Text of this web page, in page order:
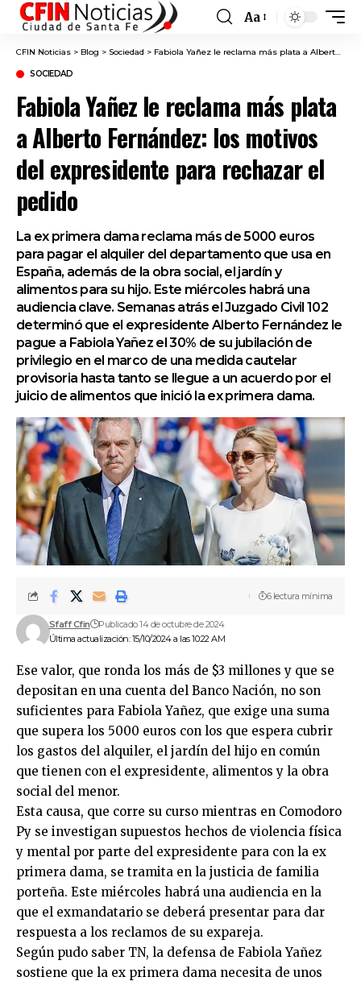
Font
Resizer
Aa
CFIN Noticias > Blog > Sociedad > Fabiola Yañez le reclama más plata a Alberto Fernández: los motivos del expresidente para rechazar el pedido
SOCIEDAD
Fabiola Yañez le reclama más plata
a Alberto Fernández: los motivos
del expresidente para rechazar el
pedido
La ex primera dama reclama más de 5000 euros
para pagar el alquiler del departamento que usa en
España, además de la obra social, el jardín y
alimentos para su hijo. Este miércoles habrá una
audiencia clave. Semanas atrás el Juzgado Civil 102
determinó que el expresidente Alberto Fernández le
pague a Fabiola Yañez el 30% de su jubilación de
privilegio en el marco de una medida cautelar
provisoria hasta tanto se llegue a un acuerdo por el
juicio de alimentos que inició la ex primera dama.
Última actualización: 15/10/2024 a las 10:22 AM
Sfaff Cfin Publicado 14 de octubre de 2024
6 lectura mínima
Ese valor, que ronda los más de $3 millones y que se
depositan en una cuenta del Banco Nación, no son
suficientes para Fabiola Yañez, que exige una suma
que supera los 5000 euros con los que espera cubrir
los gastos del alquiler, el jardín del hijo en común
que tienen con el expresidente, alimentos y la obra
social del menor.
Esta causa, que corre su curso mientras en Comodoro
Py se investigan supuestos hechos de violencia física
y mental por parte del expresidente para con la ex
primera dama, se tramita en la justicia de familia
porteña. Este miércoles habrá una audiencia en la
que el exmandatario se deberá presentar para dar
respuesta a los reclamos de su expareja.
Según pudo saber TN, la defensa de Fabiola Yañez
sostiene que la ex primera dama necesita de unos